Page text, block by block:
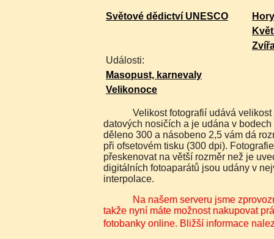
Světové dědictví UNESCO
Hory
Události:
Masopust, karnevaly
Velikonoce
Velikost fotografií udává velikost jakou máme uloženu na
datových nosičích a je udána v
děleno 300 a násobeno 2,5 vám dá
při ofsetovém tisku (300 dpi).
přeskenovat na větší rozměr než je
digitálních fotoaparátů jsou udány v
interpolace.
Na našem serveru jsme zprovoznili elektronický obchod,
takže nyní máte možnost nakupovat
fotobanky online. Bližší informace